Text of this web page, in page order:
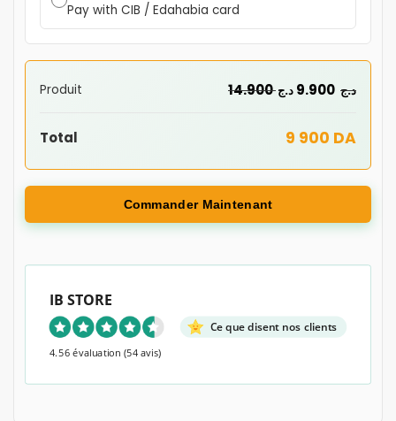
Pay with CIB / Edahabia card
Produit 14.900 د.ج 9.900 د.ج
Total 9 900 DA
Commander Maintenant
IB STORE
Ce que disent nos clients
4.56 évaluation (54 avis)